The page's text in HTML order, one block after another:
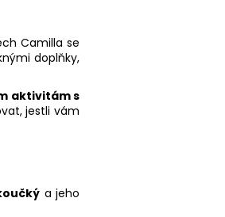
Camilla se
doplňky,
aktivitám s
jestli vám
a jeho